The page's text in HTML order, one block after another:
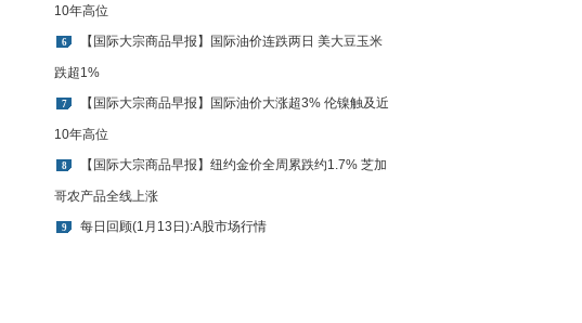
10年高位
6 【国际大宗商品早报】国际油价连跌两日 美大豆玉米
跌超1%
7 【国际大宗商品早报】国际油价大涨超3% 伦镍触及近
10年高位
8 【国际大宗商品早报】纽约金价全周累跌约1.7% 芝加
哥农产品全线上涨
9 每日回顾(1月13日):A股市场行情